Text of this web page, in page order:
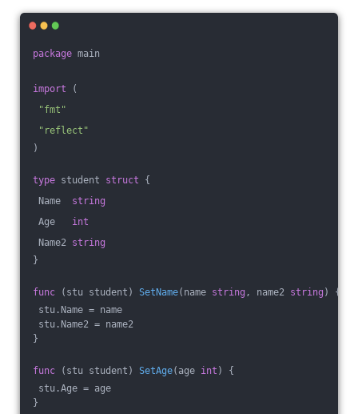
package main
import (
"fmt"
"reflect"
)
type student struct {
Name string
Age int
Name2 string
}
func (stu student) SetName(name string , name2 string )
{
stu.Name = name
stu.Name2 = name2
}
func (stu student) SetAge(age int )
{
stu.Age = age
}